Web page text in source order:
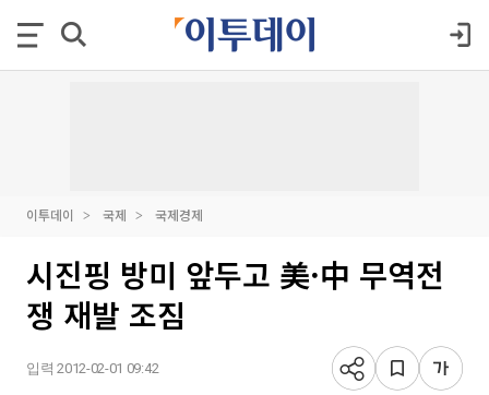
이투데이 국제 국제경제
시진핑 방미 앞두고 美·中 무역전
쟁 재발 조짐
입력 2012-02-01 09:42